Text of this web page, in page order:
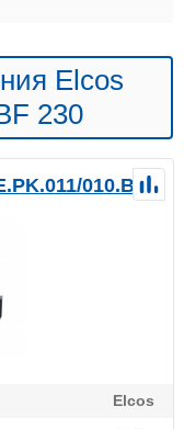
Elcos
230
010.BF
Elcos